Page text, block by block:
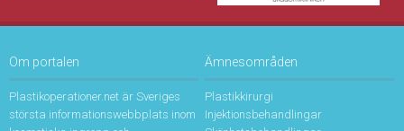
Om portalen
Plastikoperationer.net är Sveriges
största informationswebbplats inom
Ämnesområden
Plastikkirurgi
Injektionsbehandlingar